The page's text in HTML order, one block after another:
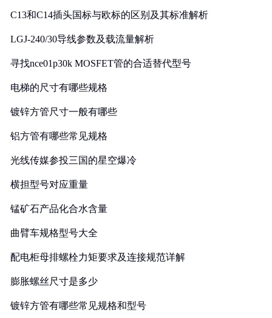
C13和C14插头国标与欧标的区别及其标准解析
LGJ-240/30导线参数及载流量解析
寻找nce01p30k MOSFET管的合适替代型号
电梯的尺寸有哪些规格
镀锌方管尺寸一般有哪些
铝方管有哪些常见规格
光线传媒参投三国的星空爆冷
横担型号对应重量
锰矿石产品化合水含量
曲臂车规格型号大全
配电柜母排螺栓力矩要求及连接规范详解
膨胀螺丝尺寸是多少
镀锌方管有哪些常见规格和型号